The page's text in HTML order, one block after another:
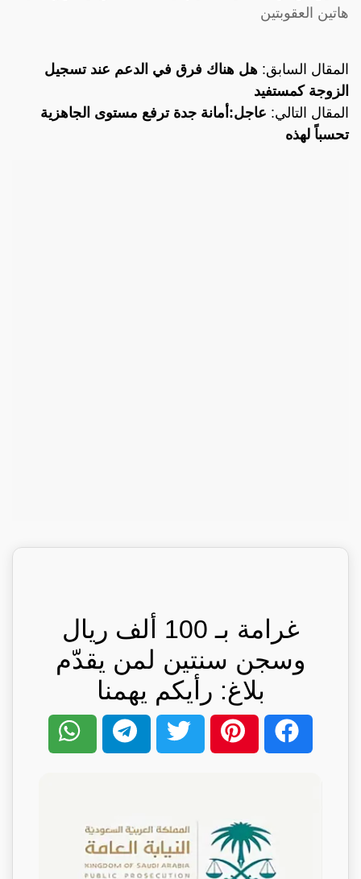
هاتين العقوبتين
المقال السابق: هل هناك فرق في الدعم عند تسجيل
الزوجة كمستفيد
المقال التالي: عاجل:أمانة جدة ترفع مستوى الجاهزية
تحسباً لهذه
غرامة بـ 100 ألف ريال
وسجن سنتين لمن يقدّم
بلاغ: رأيكم يهمنا